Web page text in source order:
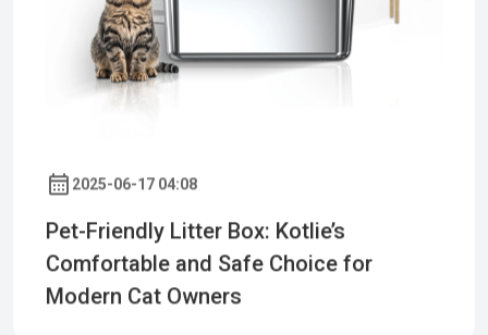
2025-06-17 04:08
Pet-Friendly Litter Box: Kotlie’s
Comfortable and Safe Choice for
Modern Cat Owners